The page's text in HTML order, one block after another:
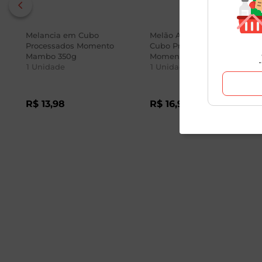
Melancia em Cubo
Processados Momento
Mambo 350g
1 Unidade
R$ 13,98
Melão Amarelo em
Cubo Processados
Momento Mambo 350g
1 Unidade
R$ 16,98